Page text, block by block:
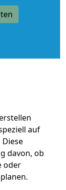
auf
davon, ob
oder